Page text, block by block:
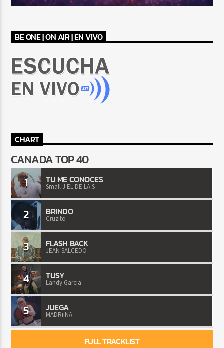
BE ONE | ON AIR | EN VIVO
CHART
CANADA TOP 40
1 TU ME CONOCES
Small J EL DE LA S
2 BRINDO
Cruzito
3 FLASH BACK
JEAN SALCEDO
4 TUSY
Landy Garcia
5 JUEGA
MADRiiNA
FULL TRACKLIST